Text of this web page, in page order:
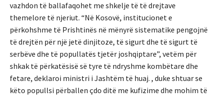
vazhdon të ballafaqohet me shkelje të të drejtave
themelore të njeriut. “Në Kosovë, institucionet e
përkohshme të Prishtinës në mënyrë sistematike pengojnë
të drejtën për një jetë dinjitoze, të sigurt dhe të sigurt të
serbëve dhe të popullatës tjetër joshqiptare”, vetëm për
shkak të përkatësisë së tyre të ndryshme kombëtare dhe
fetare, deklaroi ministri i Jashtëm të huaj. , duke shtuar se
këto popullsi përballen çdo ditë me kufizime dhe mohim të